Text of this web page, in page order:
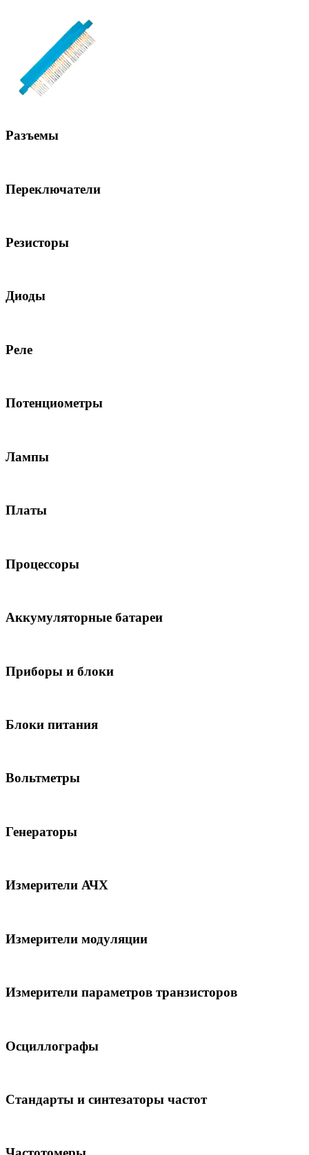
Разъемы
Переключатели
Резисторы
Диоды
Реле
Потенциометры
Лампы
Платы
Процессоры
Аккумуляторные батареи
Приборы и блоки
Блоки питания
Вольтметры
Генераторы
Измерители АЧХ
Измерители модуляции
Измерители параметров транзисторов
Осциллографы
Стандарты и синтезаторы частот